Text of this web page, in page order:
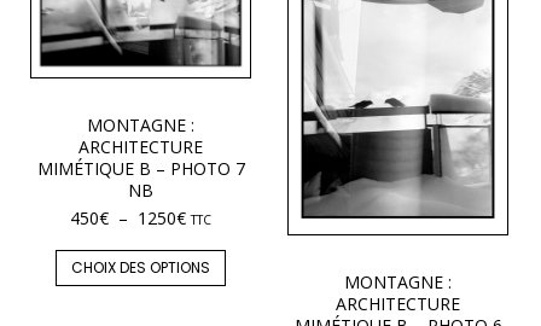
MONTAGNE :
ARCHITECTURE
MIMÉTIQUE B – PHOTO 7
NB
450€ – 1250€ TTC
CHOIX DES OPTIONS
MONTAGNE :
ARCHITECTURE